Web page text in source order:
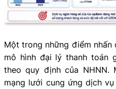
Một trong những điểm nhấn
mô hình đại lý thanh toán
theo quy định của NHNN.
mạng lưới cung ứng dịch